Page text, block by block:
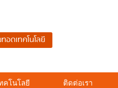
คโนโลยี ติดต่อเรา